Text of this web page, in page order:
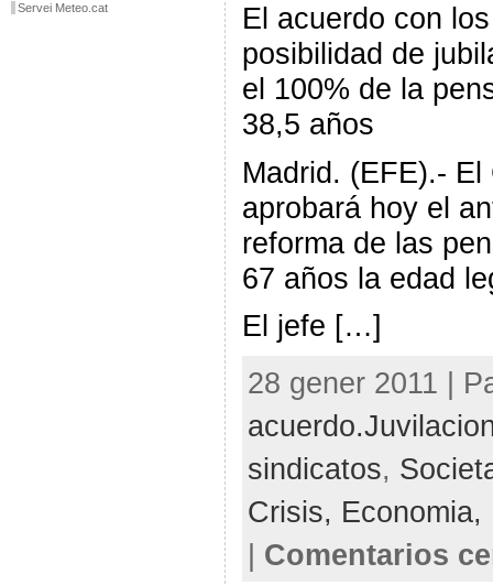
Servei Meteo.cat
El acuerdo con
posibilidad de
el 100% de la
38,5 años
Madrid. (EFE).-
aprobará hoy el
reforma de las
67 años la edad
El jefe […]
28 gener 2011 |
sindicatos,
Crisis, Economia,
| Comentarios